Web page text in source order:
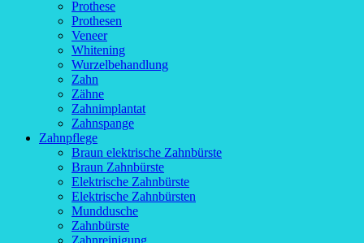
Prothese
Prothesen
Veneer
Whitening
Wurzelbehandlung
Zahn
Zähne
Zahnimplantat
Zahnspange
Zahnpflege
Braun elektrische Zahnbürste
Braun Zahnbürste
Elektrische Zahnbürste
Elektrische Zahnbürsten
Munddusche
Zahnbürste
Zahnreinigung